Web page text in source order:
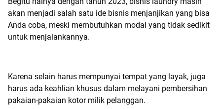
akan menjadi salah satu ide bisnis menjanjikan yang bisa
Anda coba, meski membutuhkan modal yang tidak sedikit
untuk menjalankannya.
Karena selain harus mempunyai tempat yang layak, juga
harus ada keahlian khusus dalam melayani pembersihan
pakaian-pakaian kotor milik pelanggan.